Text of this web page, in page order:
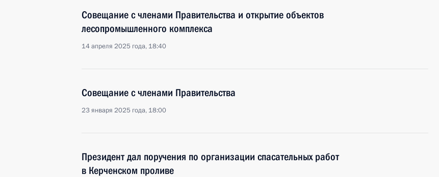
Совещание с членами Правительства и открытие объектов
лесопромышленного комплекса
14 апреля 2025 года, 18:40
Совещание с членами Правительства
23 января 2025 года, 18:00
Президент дал поручения по организации спасательных работ
в Керченском проливе